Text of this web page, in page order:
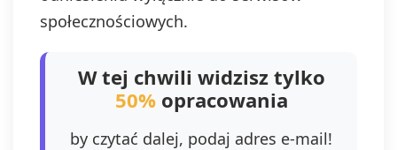
społecznościowych.
W tej chwili widzisz tylko
50%opracowania
by czytać dalej, podaj adres e-mail!